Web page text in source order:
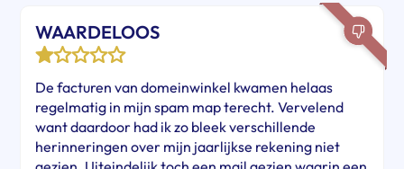
WAARDELOOS
De facturen van domeinwinkel kwamen helaas
regelmatig in mijn spam map terecht. Vervelend
want daardoor had ik zo bleek verschillende
herinneringen over mijn jaarlijkse rekening niet